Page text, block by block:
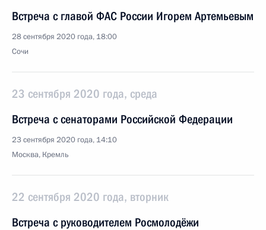
Встреча с главой ФАС России Игорем Артемьевым
28 сентября 2020 года, 18:00
Сочи
23 сентября 2020 года, среда
Встреча с сенаторами Российской Федерации
23 сентября 2020 года, 14:10
Москва, Кремль
22 сентября 2020 года, вторник
Встреча с руководителем Росмолодёжи